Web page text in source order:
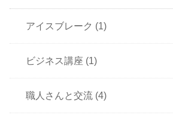
アイスブレーク (1)
ビジネス講座 (1)
職人さんと交流 (4)